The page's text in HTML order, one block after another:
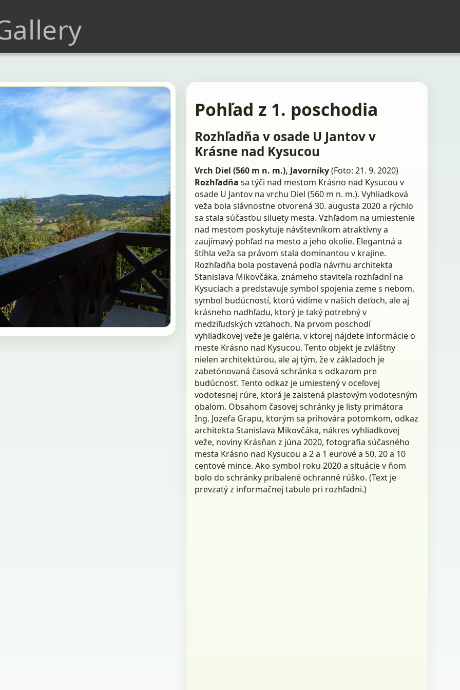
Pohľad z 1. poschodia
Rozhľadňa v osade U Jantov v
Krásne nad Kysucou
Vrch Diel (560 m n. m.), Javorníky(Foto: 21. 9. 2020)
Rozhľadňa sa týči nad mestom Krásno nad Kysucou v
osade U Jantov na vrchu Diel (560 m n. m.). Vyhliadková
veža bola slávnostne otvorená 30. augusta 2020 a rýchlo
sa stala súčasťou siluety mesta. Vzhľadom na umiestenie
nad mestom poskytuje návštevníkom atraktívny a
zaujímavý pohľad na mesto a jeho okolie. Elegantná a
štíhla veža sa právom stala dominantou v krajine.
Rozhľadňa bola postavená podľa návrhu architekta
Stanislava Mikovčáka, známeho staviteľa rozhľadní na
Kysuciach a predstavuje symbol spojenia zeme s nebom,
symbol budúcností, ktorú vidíme v našich deťoch, ale aj
krásneho nadhľadu, ktorý je taký potrebný v
medziľudských vzťahoch. Na prvom poschodí
vyhliadkovej veže je galéria, v ktorej nájdete informácie o
meste Krásno nad Kysucou. Tento objekt je zvláštny
nielen architektúrou, ale aj tým, že v základoch je
zabetónovaná časová schránka s odkazom pre
budúcnosť. Tento odkaz je umiestený v oceľovej
vodotesnej rúre, ktorá je zaistená plastovým vodotesným
obalom. Obsahom časovej schránky je listy primátora
Ing. Jozefa Grapu, ktorým sa prihovára potomkom, odkaz
architekta Stanislava Mikovčáka, nákres vyhliadkovej
veže, noviny Krásňan z júna 2020, fotografia súčasného
mesta Krásno nad Kysucou a 2 a 1 eurové a 50, 20 a 10
centové mince. Ako symbol roku 2020 a situácie v ňom
bolo do schránky pribalené ochranné rúško. (Text je
prevzatý z informačnej tabule pri rozhľadni.)